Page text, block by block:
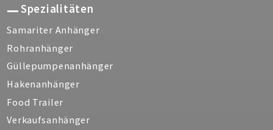
Spezialitäten
Samariter Anhänger
Rohranhänger
Güllepumpenanhänger
Hakenanhänger
Food Trailer
Verkaufsanhänger